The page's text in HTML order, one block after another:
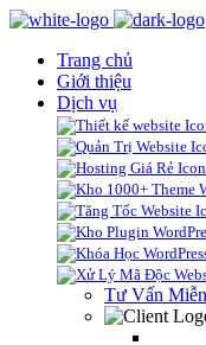
Trang chủ
Giới thiệu
Dịch vụ
Tư Vấn